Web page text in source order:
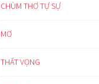
CHÙM THƠ TỰ SỰ
MƠ
THẤT VỌNG